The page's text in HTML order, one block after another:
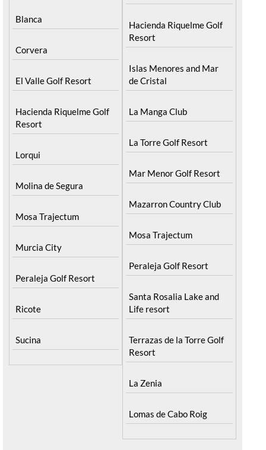
Blanca
Corvera
El Valle Golf Resort
Hacienda Riquelme Golf
Resort
Lorqui
Molina de Segura
Mosa Trajectum
Murcia City
Peraleja Golf Resort
Ricote
Sucina
Hacienda Riquelme Golf
Resort
Islas Menores and Mar
de Cristal
La Manga Club
La Torre Golf Resort
Mar Menor Golf Resort
Mazarron Country Club
Mosa Trajectum
Peraleja Golf Resort
Santa Rosalia Lake and
Life resort
Terrazas de la Torre Golf
Resort
La Zenia
Lomas de Cabo Roig